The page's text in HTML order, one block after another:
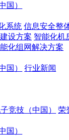
国）
系统 信息安全整
设方案 智能化机
化组网解决方案
国）
行业新闻
竞技（中国） 荣
国）